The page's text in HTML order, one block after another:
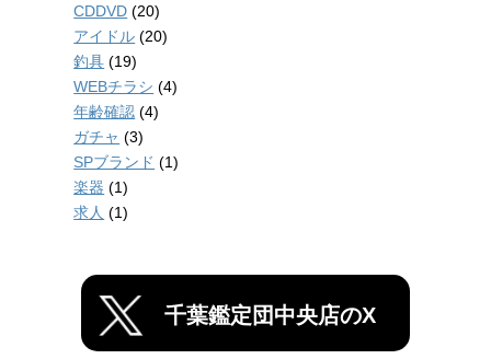
CDDVD (20)
アイドル (20)
釣具 (19)
WEBチラシ (4)
年齢確認 (4)
ガチャ (3)
SPブランド (1)
楽器 (1)
求人 (1)
千葉鑑定団中央店のX